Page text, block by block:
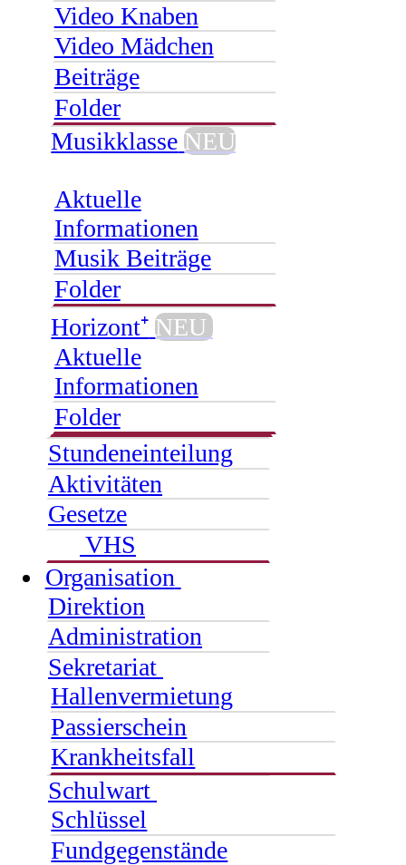
Video Knaben
Video Mädchen
Beiträge
Folder
Musikklasse NEU
Aktuelle
Informationen
Musik Beiträge
Folder
Horizont⁺ NEU
Aktuelle
Informationen
Folder
Stundeneinteilung
Aktivitäten
Gesetze
VHS
Organisation
Direktion
Administration
Sekretariat
Hallenvermietung
Passierschein
Krankheitsfall
Schulwart
Schlüssel
Fundgegenstände